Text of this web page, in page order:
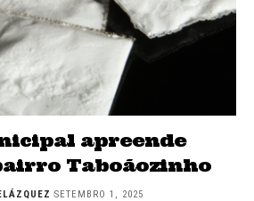
apreende
Taboãozinho
SETEMBRO 1, 2025